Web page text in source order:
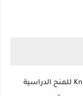
آخر موعد للتقدم لبرنامج Knight Hennessy للمنح الدراسية